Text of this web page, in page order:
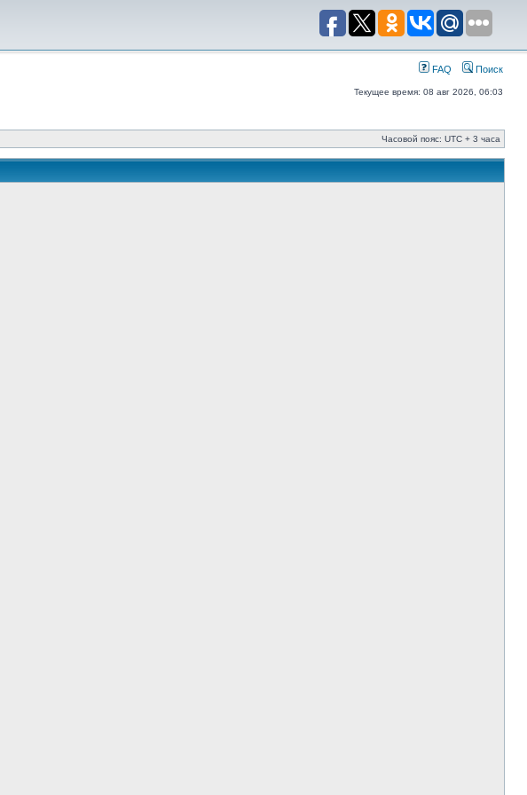
FAQ Поиск
Текущее время: 08 авг 2026, 06:03
Часовой пояс: UTC + 3 часа